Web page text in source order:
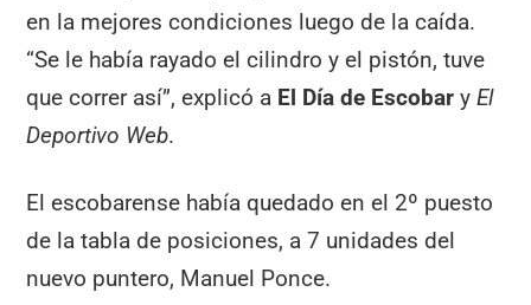
en la mejores condiciones luego de la caída.
“Se le había rayado el cilindro y el pistón, tuve
que correr así”, explicó a El Día de Escobar yEl
Deportivo Web.
El escobarense había quedado en el 2º puesto
de la tabla de posiciones, a 7 unidades del
nuevo puntero, Manuel Ponce.